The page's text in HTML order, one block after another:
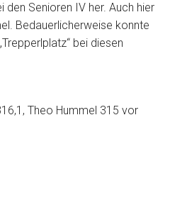
den Senioren IV her. Auch hier
Bedauerlicherweise konnte
bei diesen
Theo Hummel 315 vor